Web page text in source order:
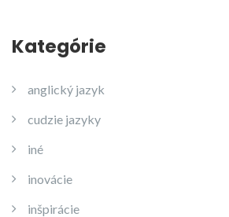
Kategórie
anglický jazyk
cudzie jazyky
iné
inovácie
inšpirácie